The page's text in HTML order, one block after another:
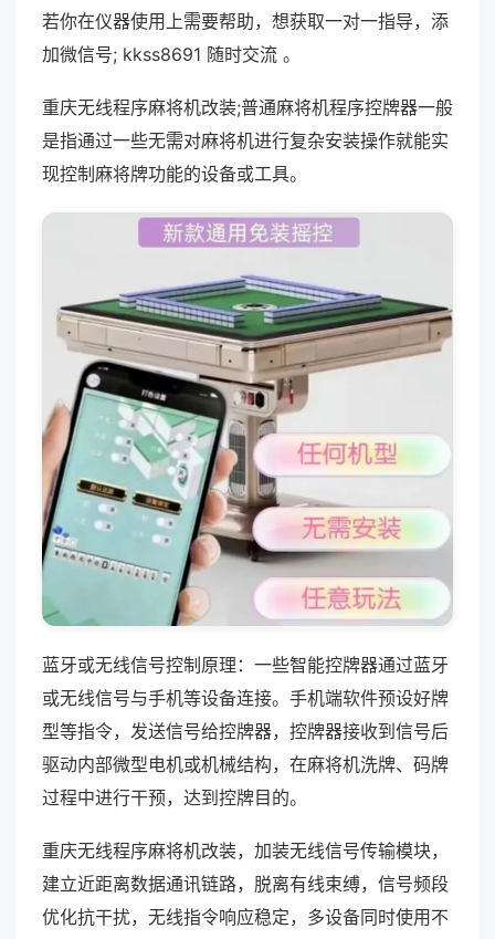
若你在仪器使用上需要帮助，想获取一对一指导，添
加微信号; kkss8691 随时交流 。
重庆无线程序麻将机改装;普通麻将机程序控牌器一般
是指通过一些无需对麻将机进行复杂安装操作就能实
现控制麻将牌功能的设备或工具。
蓝牙或无线信号控制原理：一些智能控牌器通过蓝牙
或无线信号与手机等设备连接。手机端软件预设好牌
型等指令，发送信号给控牌器，控牌器接收到信号后
驱动内部微型电机或机械结构，在麻将机洗牌、码牌
过程中进行干预，达到控牌目的。
重庆无线程序麻将机改装，加装无线信号传输模块，
建立近距离数据通讯链路，脱离有线束缚，信号频段
优化抗干扰，无线指令响应稳定，多设备同时使用不